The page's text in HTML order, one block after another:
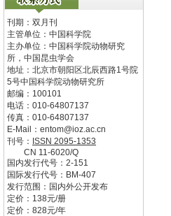
刊期：双月刊
主管单位： 中国科学院
主办单位： 中国科学院动物研究
所，中国昆虫学会
地址： 北京市朝阳区北辰西路1号院
5号中国科学院动物研究所
邮编： 100101
电话： 010-64807137
传真： 010-64807137
E-Mail： entom@ioz.ac.cn
刊号： ISSN 2095-1353
CN 11-6020/Q
国内发行代号： 2-151
国际发行代号： BM-407
发行范围：国内外公开发布
定价： 138元/册
定价： 828元/年